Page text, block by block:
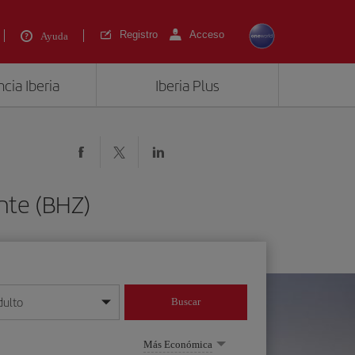
Ayuda Registro Acceso
Iberia Iberia Plus
(BHZ)
mes/año
Buscar
Más Económica